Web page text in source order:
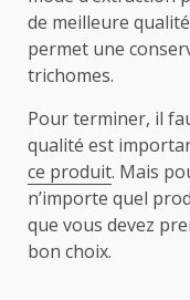
de meilleure
permet une
trichomes.
Pour terminer, il
qualité est
ce produit. Mais
n’importe quel
que vous devez
bon choix.